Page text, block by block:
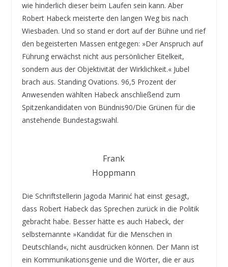
wie hinderlich dieser beim Laufen sein kann. Aber
Robert Habeck meisterte den langen Weg bis nach
Wiesbaden. Und so stand er dort auf der Bühne und rief
den begeisterten Massen entgegen: »Der Anspruch auf
Führung erwächst nicht aus persönlicher Eitelkeit,
sondern aus der Objektivität der Wirklichkeit.« Jubel
brach aus. Standing Ovations. 96,5 Prozent der
Anwesenden wählten Habeck anschließend zum
Spitzenkandidaten von Bündnis90/Die Grünen für die
anstehende Bundestagswahl.
Frank
Hoppmann
Die Schriftstellerin Jagoda Marinić hat einst gesagt,
dass Robert Habeck das Sprechen zurück in die Politik
gebracht habe. Besser hätte es auch Habeck, der
selbsternannte »Kandidat für die Menschen in
Deutschland«, nicht ausdrücken können. Der Mann ist
ein Kommunikationsgenie und die Wörter, die er aus